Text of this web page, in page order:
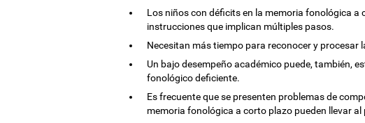
Los niños con déficits en la memoria fonológica
instrucciones que implican múltiples pasos.
Necesitan más tiempo para reconocer y
Un bajo desempeño académico puede, también,
fonológico deficiente.
Es frecuente que se presenten problemas de
memoria fonológica a corto plazo pueden llevar